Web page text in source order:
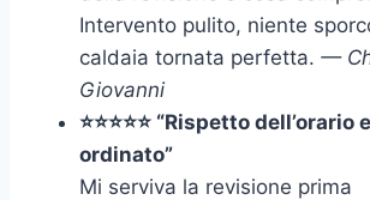
Intervento pulito, niente
caldaia tornata perfetta. —
Giovanni
⭐⭐⭐⭐⭐ “Rispetto dell’orario
ordinato”
Mi serviva la revisione prima